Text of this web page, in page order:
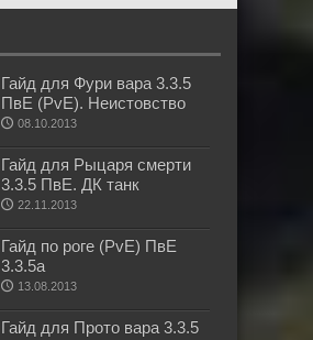
Гайд для Фури вара 3.3.5
ПвЕ (PvE). Неистовство
08.10.2013
Гайд для Рыцаря смерти
3.3.5 ПвЕ. ДК танк
22.11.2013
Гайд по роге (PvE) ПвЕ
3.3.5а
13.08.2013
Гайд для Прото вара 3.3.5